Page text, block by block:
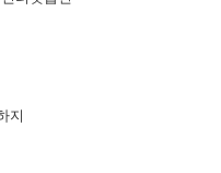
지